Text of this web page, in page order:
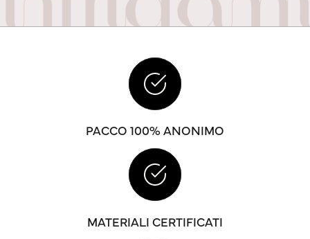
PACCO 100% ANONIMO
MATERIALI CERTIFICATI